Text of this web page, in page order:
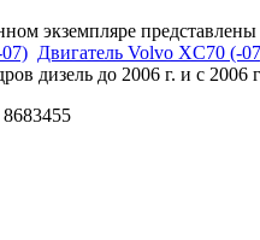
экземпляре
Двигатель Volvo XC70 (-
дизель до 2006 г. и с 2006